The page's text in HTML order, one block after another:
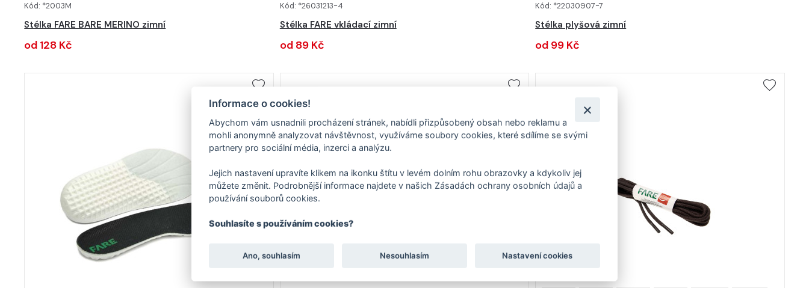
Kód: *2003M
Stélka FARE BARE MERINO zimní
od 128 Kč
Kód: *26031213-4
Stélka FARE vkládací zimní
od 89 Kč
Kód: *22030907-7
Stélka plyšová zimní
od 99 Kč
Informace o cookies!
Abychom vám usnadnili procházení stránek, nabídli přizpůsobený obsah nebo reklamu a
mohli anonymně analyzovat návštěvnost, využíváme soubory cookies, které sdílíme se svými
partnery pro sociální média, inzerci a analýzu.
Jejich nastavení upravíte klikem na ikonku štítu v levém dolním rohu obrazovky a kdykoliv jej
můžete změnit. Podrobnější informace najdete v našich Zásadách ochrany osobních údajů a
používání souborů cookies.
Souhlasíte s používáním cookies?
Ano, souhlasím Nesouhlasím Nastavení cookies